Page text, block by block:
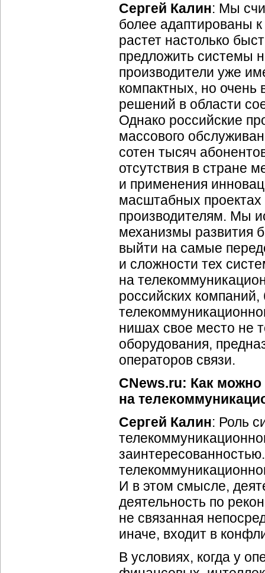
Сергей Калин: Мы
более адаптированы
растет настолько
предложить системы
производители уже
компактных, но очень
решений в области
Однако российские
массового
сотен тысяч
отсутствия в стране
и применения
масштабных
производителям. Мы
механизмы развития
выйти на самые
и сложности тех
на
российских
нишах свое место не
оборудования,
операторов связи.
CNews.ru: Как
на
Сергей Калин: Роль
И в этом смысле,
деятельность по
не связанная
иначе, входит в
В условиях, когда у